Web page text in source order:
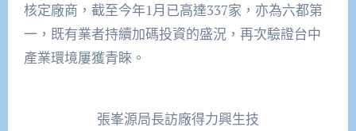
核定廠商，截至今年1月已高達337家，亦為六都第
一，既有業者持續加碼投資的盛況，再次驗證台中
產業環境屢獲青睞。
張峯源局長訪廠得力興生技